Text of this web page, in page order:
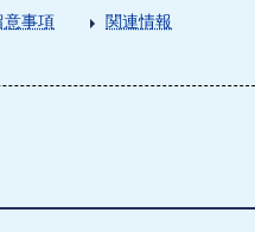
意事項 関連情報